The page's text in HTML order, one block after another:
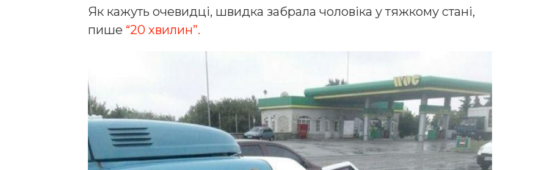
Як кажуть очевидці, швидка забрала чоловіка у тяжкому стані,
пише “20 хвилин”.